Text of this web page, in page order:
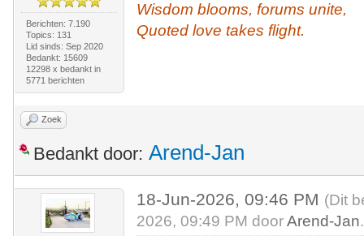
Berichten: 7.190
Topics: 131
Lid sinds: Sep 2020
Bedankt: 15609
12298 x bedankt in
5771 berichten
Wisdom blooms, forums unite,
Quoted love takes flight.
Zoek
Bedankt door: Arend-Jan
18-Jun-2026, 09:46 PM (Dit
2026, 09:49 PM doorArend-Jan